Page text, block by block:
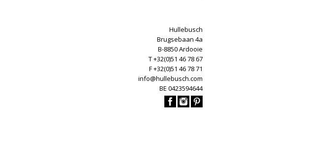
Hullebusch
Brugsebaan 4a
B-8850 Ardooie
T +32(0)51 46 78 67
F +32(0)51 46 78 71
info@hullebusch.com
BE 0423594644